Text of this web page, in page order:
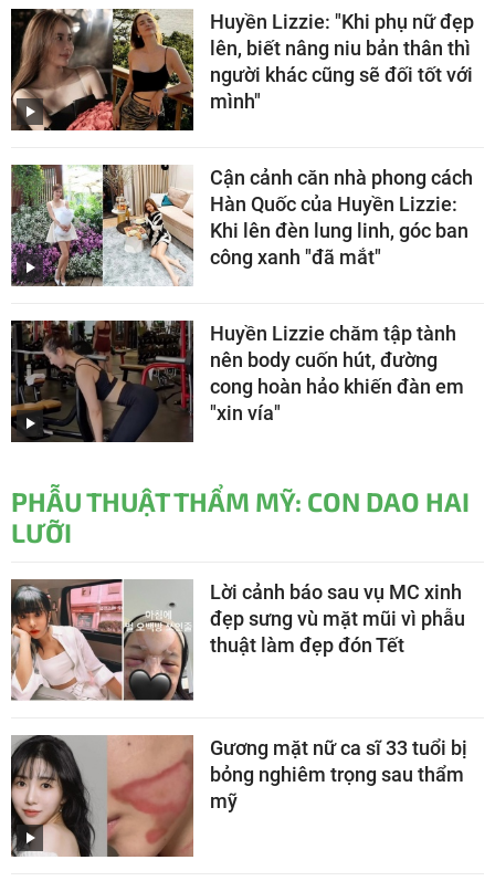
Huyền Lizzie: "Khi phụ nữ đẹp
lên, biết nâng niu bản thân thì
người khác cũng sẽ đối tốt với
mình"
Cận cảnh căn nhà phong cách
Hàn Quốc của Huyền Lizzie:
Khi lên đèn lung linh, góc ban
công xanh "đã mắt"
Huyền Lizzie chăm tập tành
nên body cuốn hút, đường
cong hoàn hảo khiến đàn em
"xin vía"
PHẪU THUẬT THẨM MỸ: CON DAO HAI
LƯỠI
Lời cảnh báo sau vụ MC xinh
đẹp sưng vù mặt mũi vì phẫu
thuật làm đẹp đón Tết
Gương mặt nữ ca sĩ 33 tuổi bị
bỏng nghiêm trọng sau thẩm
mỹ